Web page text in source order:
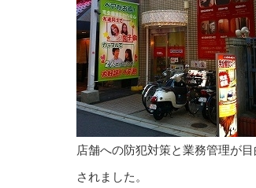
店舗への防犯対策と業務管理が
されました。